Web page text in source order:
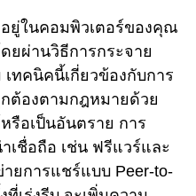
อยู่ในคอมพิวเตอร์ของคุณ
ยผ่านวิธีการกระจาย
ทคนิคนี้เกี่ยวข้องกับการ
ต้องตามกฎหมายด้วย
รือเป็นอันตราย การ
เชื่อถือ เช่น ฟรีแวร์และ
ยการแชร์แบบ Peer-to-